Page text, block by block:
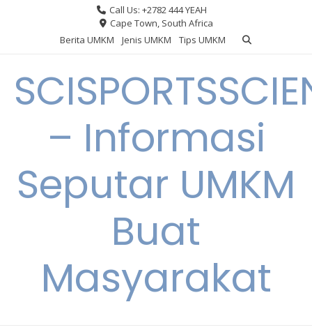
Call Us: +2782 444 YEAH
Cape Town, South Africa
Berita UMKM
Jenis UMKM Tips UMKM
– Informasi
Seputar UMKM
Buat
Masyarakat